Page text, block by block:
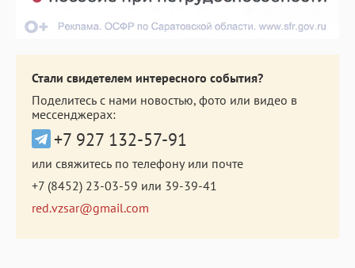
Стали свидетелем интересного события?
Поделитесь с нами новостью, фото или видео в
мессенджерах:
+7 927 132-57-91
или свяжитесь по телефону или почте
+7 (8452) 23-03-59 или 39-39-41
red.vzsar@gmail.com